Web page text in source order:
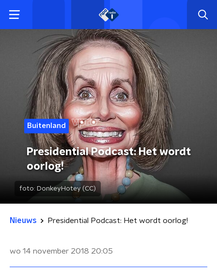
Buitenland
Presidential Podcast: Het wordt
oorlog!
foto: DonkeyHotey (CC)
Nieuws Presidential Podcast: Het wordt oorlog!
wo 14 november 2018 20:05